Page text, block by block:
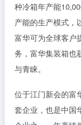
种冷箱年产能
产能的生产模式，
富华可为全球客户
务，富华集装箱也
与青睐。
位于江门新会的富
套企业，也是中国